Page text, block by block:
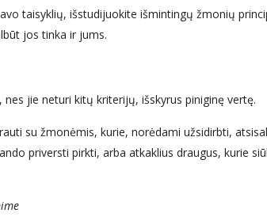
taisyklių, išstudijuokite išmintingų žmonių
jos tinka ir jums.
jie neturi kitų kriterijų, išskyrus piniginę vertę.
su žmonėmis, kurie, norėdami užsidirbti,
priversti pirkti, arba atkaklius draugus, kurie